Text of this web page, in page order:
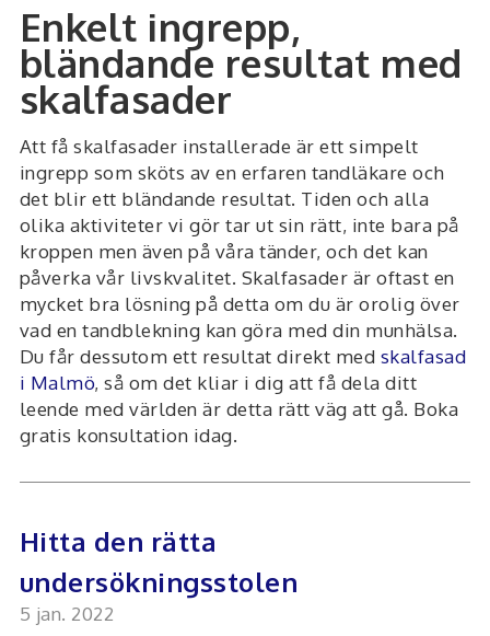
Enkelt ingrepp,
bländande resultat med
skalfasader
Att få skalfasader installerade är ett simpelt
ingrepp som sköts av en erfaren tandläkare och
det blir ett bländande resultat. Tiden och alla
olika aktiviteter vi gör tar ut sin rätt, inte bara på
kroppen men även på våra tänder, och det kan
påverka vår livskvalitet. Skalfasader är oftast en
mycket bra lösning på detta om du är orolig över
vad en tandblekning kan göra med din munhälsa.
Du får dessutom ett resultat direkt med skalfasad
i Malmö, så om det kliar i dig att få dela ditt
leende med världen är detta rätt väg att gå. Boka
gratis konsultation idag.
Hitta den rätta
undersökningsstolen
5 jan. 2022